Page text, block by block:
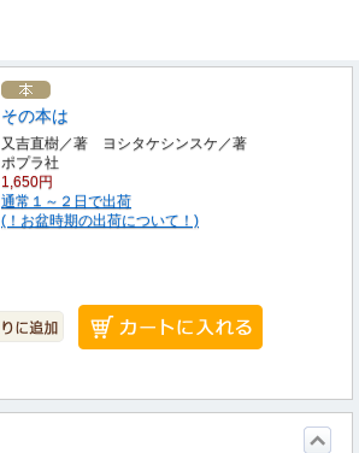
その本は
又吉直樹／著 ヨシタケシンスケ／著
ポプラ社
1,650円
通常１～２日で出荷
(！お盆時期の出荷について！)